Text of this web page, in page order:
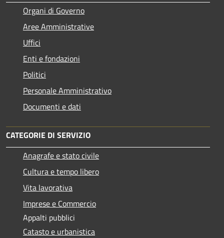
Organi di Governo
Aree Amministrative
Uffici
Enti e fondazioni
Politici
Personale Amministrativo
Documenti e dati
CATEGORIE DI SERVIZIO
Anagrafe e stato civile
Cultura e tempo libero
Vita lavorativa
Imprese e Commercio
Appalti pubblici
Catasto e urbanistica